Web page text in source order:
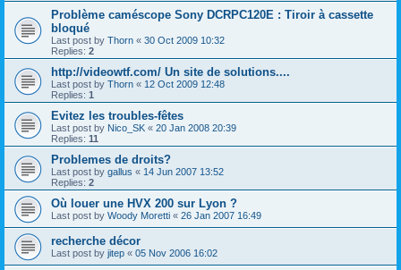
Problème caméscope Sony DCRPC120E : Tiroir à cassette
bloqué
Last post by Thorn « 30 Oct 2009 10:32
Replies: 2
http://videowtf.com/ Un site de solutions....
Last post by Thorn « 12 Oct 2009 12:48
Replies: 1
Evitez les troubles-fêtes
Last post by Nico_SK « 20 Jan 2008 20:39
Replies: 11
Problemes de droits?
Last post by gallus « 14 Jun 2007 13:52
Replies: 2
Où louer une HVX 200 sur Lyon ?
Last post by Woody Moretti « 26 Jan 2007 16:49
recherche décor
Last post by jitep « 05 Nov 2006 16:02